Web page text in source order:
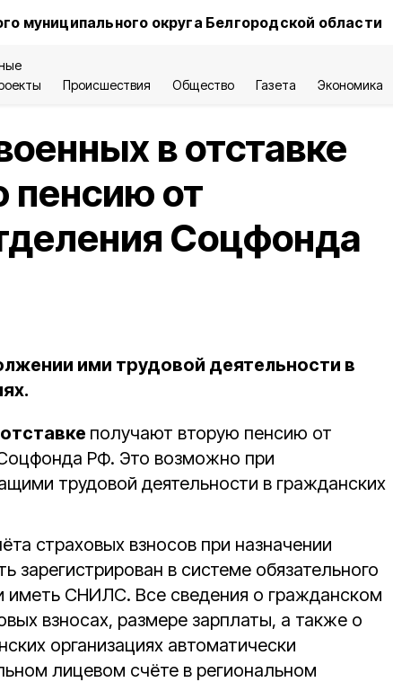
муниципального округа Белгородской области
Происшествия Общество Газета Экономика
в отставке
пенсию от
Соцфонда
ими трудовой деятельности в
получают вторую пенсию от
РФ. Это возможно при
трудовой деятельности в гражданских
страховых взносов при назначении
зарегистрирован в системе обязательного
иметь СНИЛС. Все сведения о гражданском
взносах, размере зарплаты, а также о
организациях автоматически
лицевом счёте в региональном